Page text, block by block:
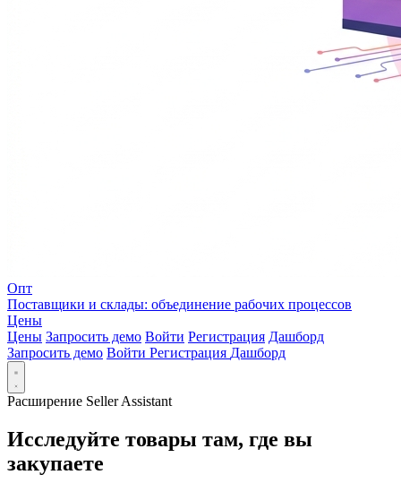
Опт
Поставщики и склады: объединение рабочих процессов
Цены
Цены Запросить демо Войти Регистрация Дашборд
Запросить демо Войти Регистрация Дашборд
Расширение Seller Assistant
Исследуйте товары там, где вы
закупаете